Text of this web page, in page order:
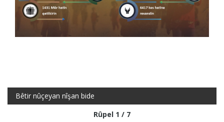
Bêtir nûçeyan nîşan bide
Rûpel 1 / 7